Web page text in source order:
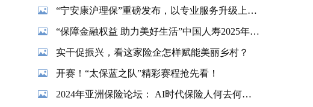
“宁安康沪理保”重磅发布，以专业服务升级上海市民养老保障
“保障金融权益 助力美好生活”中国人寿2025年金融教育宣传周活动精彩纷呈
实干促振兴，看这家险企怎样赋能美丽乡村？
开赛！“太保蓝之队”精彩赛程抢先看！
2024年亚洲保险论坛： AI时代保险人何去何从？